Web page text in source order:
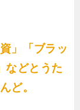
資」「ブラッ
などとうた
ど。